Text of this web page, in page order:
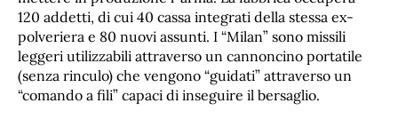
120 addetti, di cui 40 cassa integrati della stessa ex-
polveriera e 80 nuovi assunti. I “Milan” sono missili
leggeri utilizzabili attraverso un cannoncino portatile
(senza rinculo) che vengono “guidati” attraverso un
“comando a fili” capaci di inseguire il bersaglio.